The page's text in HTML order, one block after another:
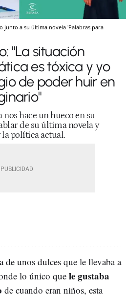
junto a su última novela 'Palabras para
"La situación
es tóxica y yo
de poder huir en
hace un hueco en su
de su última novela y
política actual.
de unos dulces que le llevaba a
lo único que le gustaba
de cuando eran niños, esta